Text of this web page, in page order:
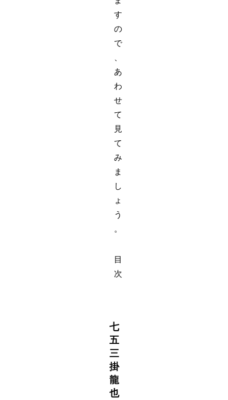
す
の
で
あ
わ
せ
て
見
て
み
ま
し
ょ
う
。
目
次
七
五
三
掛
龍
也